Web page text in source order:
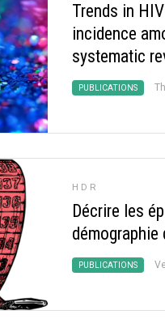
Trends in
incidence
systematic
PUBLICATIONS
HDR
Décrire les
PUBLICATIONS